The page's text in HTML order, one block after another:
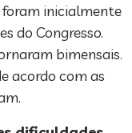
foram inicialmente
do Congresso.
bimensais.
acordo com as